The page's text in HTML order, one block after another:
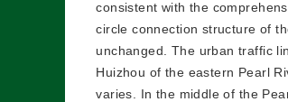
consistent with the
circle connection structure of
unchanged. The urban traffic
Huizhou of the eastern Pearl
varies. In the middle of the